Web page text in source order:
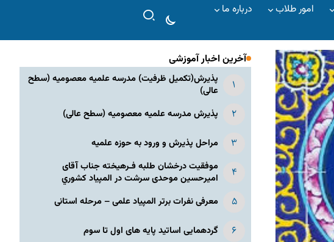
امور طلاب درباره ما
آخرین اخبار آموزشی
پذیرش(تکمیل ظرفیت) مدرسه علمیه معصومیه‌ (سطح
عالی)
پذیرش مدرسه علمیه معصومیه‌ (سطح عالی)
مراحل پذیرش و ورود به حوزه علمیه
موفقیت درخشان طلبه فـرهیخته جناب آقای
امیرحسین موحدی سرشت در المپياد كشوري
معرفی نفرات برتر المپیاد علمی – مرحله استانی
گردهمایی اساتید پایه های اول تا سوم